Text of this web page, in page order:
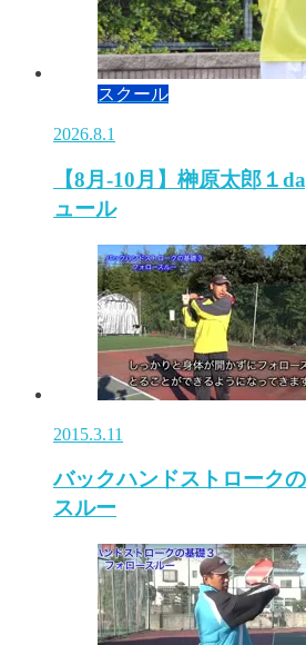
スクール
2026.8.1
【8月-10月】榊原太郎１
ュール
2015.3.11
バックハンドストローク
スルー